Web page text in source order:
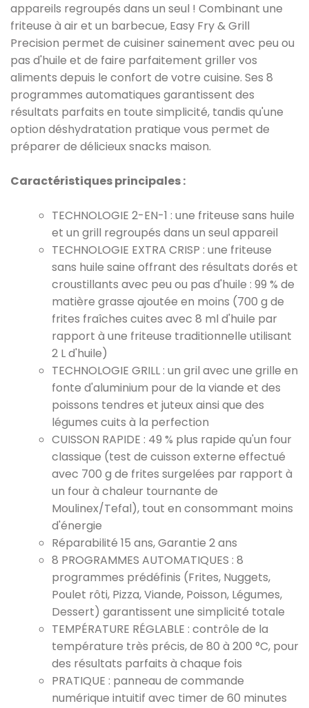
appareils regroupés dans un seul ! Combinant une
friteuse à air et un barbecue, Easy Fry & Grill
Precision permet de cuisiner sainement avec peu ou
pas d'huile et de faire parfaitement griller vos
aliments depuis le confort de votre cuisine. Ses 8
programmes automatiques garantissent des
résultats parfaits en toute simplicité, tandis qu'une
option déshydratation pratique vous permet de
préparer de délicieux snacks maison.
Caractéristiques principales :
TECHNOLOGIE 2-EN-1 : une friteuse sans huile
et un grill regroupés dans un seul appareil
TECHNOLOGIE EXTRA CRISP : une friteuse
sans huile saine offrant des résultats dorés et
croustillants avec peu ou pas d'huile : 99 % de
matière grasse ajoutée en moins (700 g de
frites fraîches cuites avec 8 ml d'huile par
rapport à une friteuse traditionnelle utilisant
2 L d'huile)
TECHNOLOGIE GRILL : un gril avec une grille en
fonte d'aluminium pour de la viande et des
poissons tendres et juteux ainsi que des
légumes cuits à la perfection
CUISSON RAPIDE : 49 % plus rapide qu'un four
classique (test de cuisson externe effectué
avec 700 g de frites surgelées par rapport à
un four à chaleur tournante de
Moulinex/Tefal), tout en consommant moins
d'énergie
Réparabilité 15 ans, Garantie 2 ans
8 PROGRAMMES AUTOMATIQUES : 8
programmes prédéfinis (Frites, Nuggets,
Poulet rôti, Pizza, Viande, Poisson, Légumes,
Dessert) garantissent une simplicité totale
TEMPÉRATURE RÉGLABLE : contrôle de la
température très précis, de 80 à 200 °C, pour
des résultats parfaits à chaque fois
PRATIQUE : panneau de commande
numérique intuitif avec timer de 60 minutes